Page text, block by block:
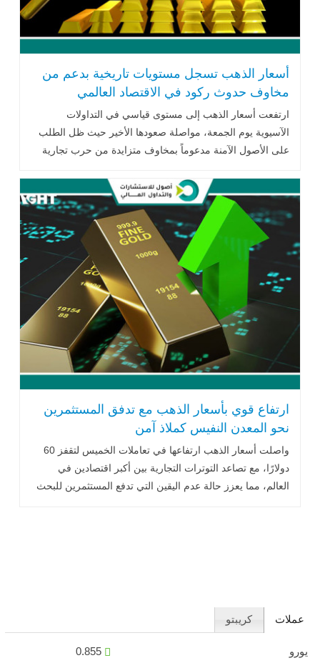
أسعار الذهب تسجل مستويات تاريخية بدعم من
مخاوف حدوث ركود في الاقتصاد العالمي
ارتفعت أسعار الذهب إلى مستوى قياسي في التداولات
الآسيوية يوم الجمعة، مواصلة صعودها الأخير حيث ظل الطلب
على الأصول الآمنة مدعوماً بمخاوف متزايدة من حرب تجارية
ارتفاع قوي بأسعار الذهب مع تدفق المستثمرين
نحو المعدن النفيس كملاذ آمن
واصلت أسعار الذهب ارتفاعها في تعاملات الخميس لتقفز 60
دولارًا، مع تصاعد التوترات التجارية بين أكبر اقتصادين في
العالم، مما يعزز حالة عدم اليقين التي تدفع المستثمرين للبحث
عملات كريبتو
يورو 0.855